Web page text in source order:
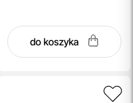
do koszyka